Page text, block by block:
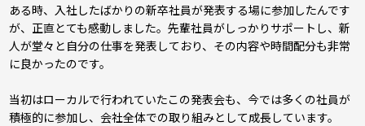
ある時、入社したばかりの新卒社員が発表する場に参加したんです
が、正直とても感動しました。先輩社員がしっかりサポートし、新
人が堂々と自分の仕事を発表しており、その内容や時間配分も非常
に良かったのです。
当初はローカルで行われていたこの発表会も、今では多くの社員が
積極的に参加し、会社全体での取り組みとして成長しています。